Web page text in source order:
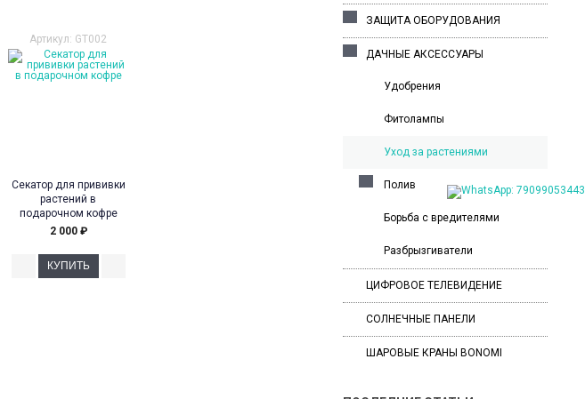
ЗАЩИТА ОБОРУДОВАНИЯ
ДАЧНЫЕ АКСЕССУАРЫ
Удобрения
Фитолампы
Уход за растениями
Полив
Борьба с вредителями
Разбрызгиватели
ЦИФРОВОЕ ТЕЛЕВИДЕНИЕ
СОЛНЕЧНЫЕ ПАНЕЛИ
ШАРОВЫЕ КРАНЫ BONOMI
Артикул: GT002
Секатор для прививки
растений в
подарочном кофре
2 000 ₽